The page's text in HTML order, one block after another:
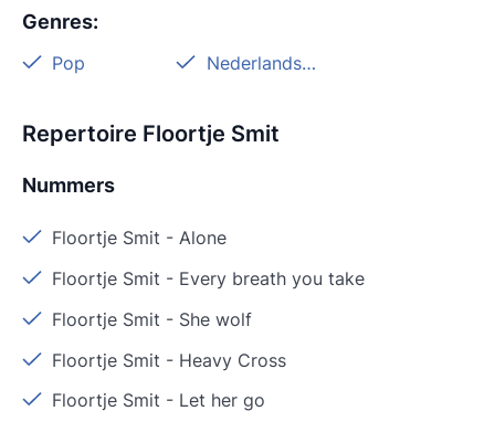
Genres:
Pop Nederlandstalig
Repertoire Floortje Smit
Nummers
Floortje Smit -Alone
Floortje Smit - Every breath you take
Floortje Smit - She wolf
Floortje Smit - Heavy Cross
Floortje Smit - Let her go